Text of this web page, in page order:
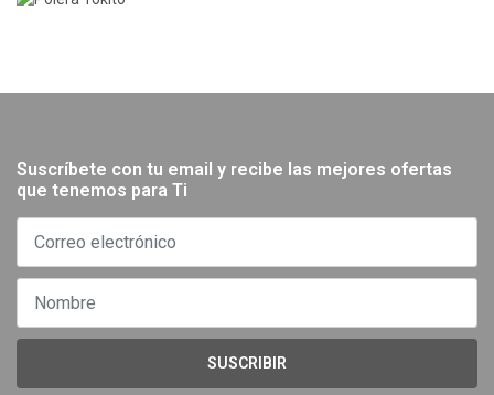
Suscríbete con tu email y recibe las mejores ofertas
que tenemos para Ti
SUSCRIBIR